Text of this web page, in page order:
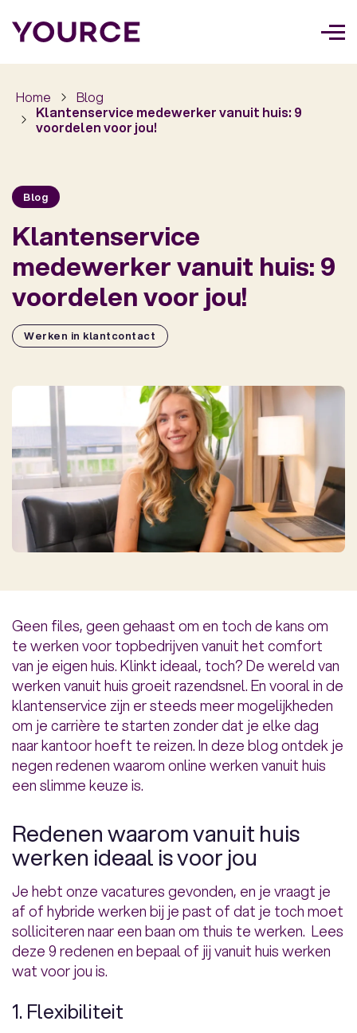
Home
Blog
Klantenservice medewerker vanuit huis: 9
voordelen voor jou!
Blog
Klantenservice
medewerker vanuit huis: 9
voordelen voor jou!
Werken in klantcontact
Geen files, geen gehaast om en toch de kans om
te werken voor topbedrijven vanuit het comfort
van je eigen huis. Klinkt ideaal, toch? De wereld van
werken vanuit huis groeit razendsnel. En vooral in de
klantenservice zijn er steeds meer mogelijkheden
om je carrière te starten zonder dat je elke dag
naar kantoor hoeft te reizen. In deze blog ontdek je
negen redenen waarom online werken vanuit huis
een slimme keuze is.
Redenen waarom vanuit huis
werken ideaal is voor jou
Je hebt onze vacatures gevonden, en je vraagt je
af of hybride werken bij je past of dat je toch moet
solliciteren naar een baan om thuis te werken. Lees
deze 9 redenen en bepaal of jij vanuit huis werken
wat voor jou is.
1. Flexibiliteit